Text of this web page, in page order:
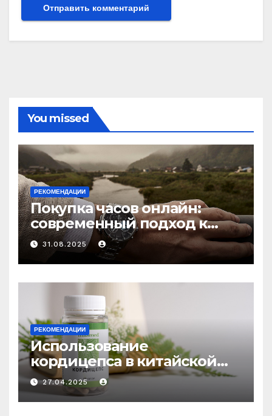
You missed
РЕКОМЕНДАЦИИ
Покупка часов онлайн:
современный подход к
выбору аксессуаров
31.08.2025
РЕКОМЕНДАЦИИ
Использование
кордицепса в китайской
медицине: природное
средство против усталости
и истощения
27.04.2025